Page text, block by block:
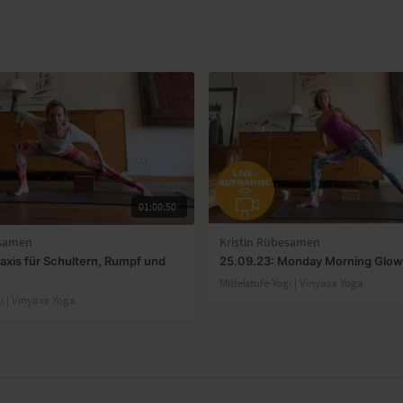
01:00:50
für Schultern, Rumpf und
| Vinyasa Yoga
Kristin Rübesamen
25.09.23: Monday Morning
Mittelstufe-Yogi | Vinyasa Yoga